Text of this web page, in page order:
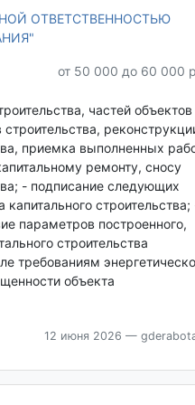
ОТВЕТСТВЕННОСТЬЮ
от 50 000 до 60 000
частей объектов
строительства,
приемка выполненных
ремонту, сносу
- подписание следующих
строительства;
параметров построенного,
строительства
требованиям
объекта
12 июня 2026 —